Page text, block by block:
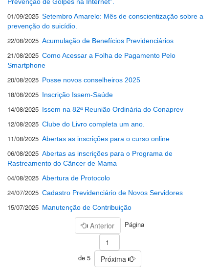
01/09/2025 Setembro Amarelo: Mês de conscientização sobre a
prevenção do suicídio.
22/08/2025 Acumulação de Benefícios Previdenciários
21/08/2025 Como Acessar a Folha de Pagamento Pelo
Smartphone
20/08/2025 Posse novos conselheiros 2025
18/08/2025 Inscrição Issem-Saúde
14/08/2025 Issem na 82ª Reunião Ordinária do Conaprev
12/08/2025 Clube do Livro completa um ano.
11/08/2025 Abertas as inscrições para o curso online
06/08/2025 Abertas as inscrições para o Programa de
Rastreamento do Câncer de Mama
04/08/2025 Abertura de Protocolo
24/07/2025 Cadastro Previdenciário de Novos Servidores
15/07/2025 Manutenção de Contribuição
Anterior Página
de 5 Próxima